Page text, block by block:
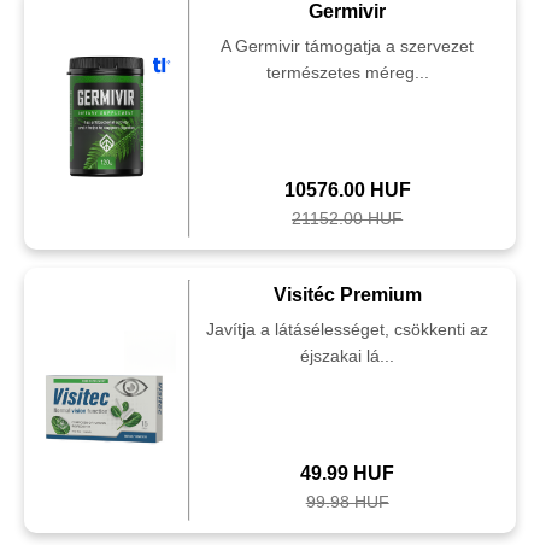
Germivir
A Germivir támogatja a szervezet
természetes méreg...
10576.00 HUF
21152.00 HUF
Visitéc Premium
Javítja a látásélességet, csökkenti az
éjszakai lá...
49.99 HUF
99.98 HUF